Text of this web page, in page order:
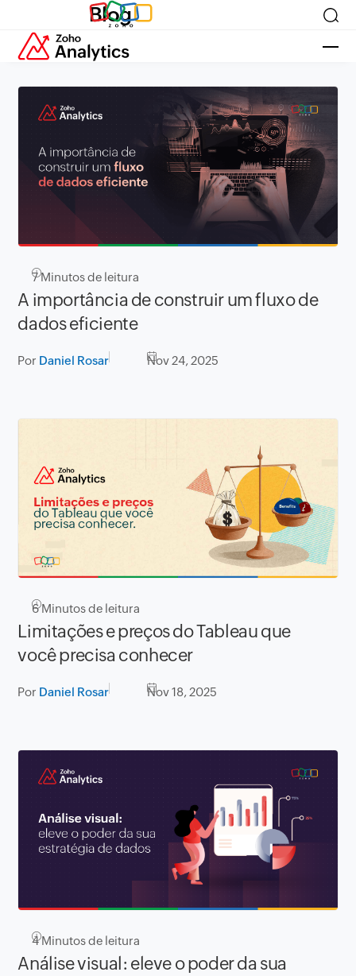
Blog
7Minutos de leitura
A importância de construir um fluxo de
dados eficiente
Por Daniel Rosar Nov 24, 2025
6Minutos de leitura
Limitações e preços do Tableau que
você precisa conhecer
Por Daniel Rosar Nov 18, 2025
4Minutos de leitura
Análise visual: eleve o poder da sua